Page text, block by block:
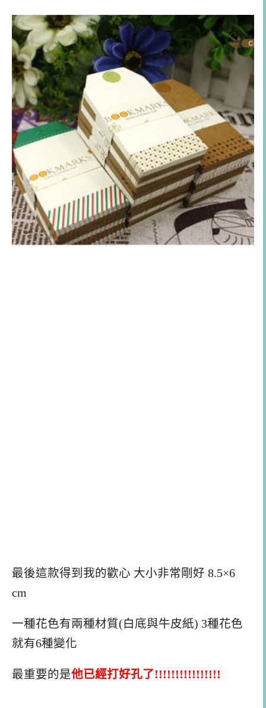
最後這款得到我的歡心 大小非常剛好 8.5×6
cm
一種花色有兩種材質(白底與牛皮紙) 3種花色
就有6種變化
最重要的是他已經打好孔了!!!!!!!!!!!!!!!!